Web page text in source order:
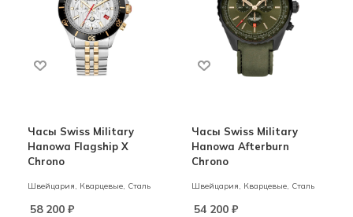
Часы Swiss Military
Hanowa Flagship X
Chrono
Швейцария, Кварцевые, Сталь
58 200 ₽
Часы Swiss Military
Hanowa Afterburn
Chrono
Швейцария, Кварцевые, Сталь
54 200₽